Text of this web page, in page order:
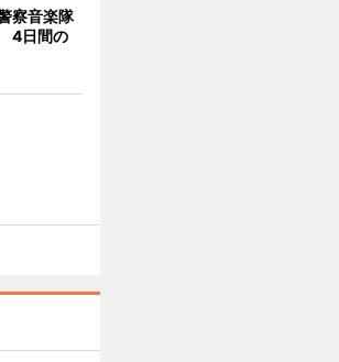
察音楽隊
4日間の